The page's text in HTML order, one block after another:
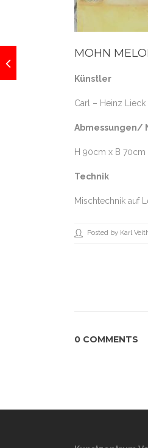
MOHN
Künstler
Carl – Heinz Lieck
Abmessungen/
H 90cm x B 70cm
Technik
Mischtechnik auf
Posted by Karl
0 COMMENTS